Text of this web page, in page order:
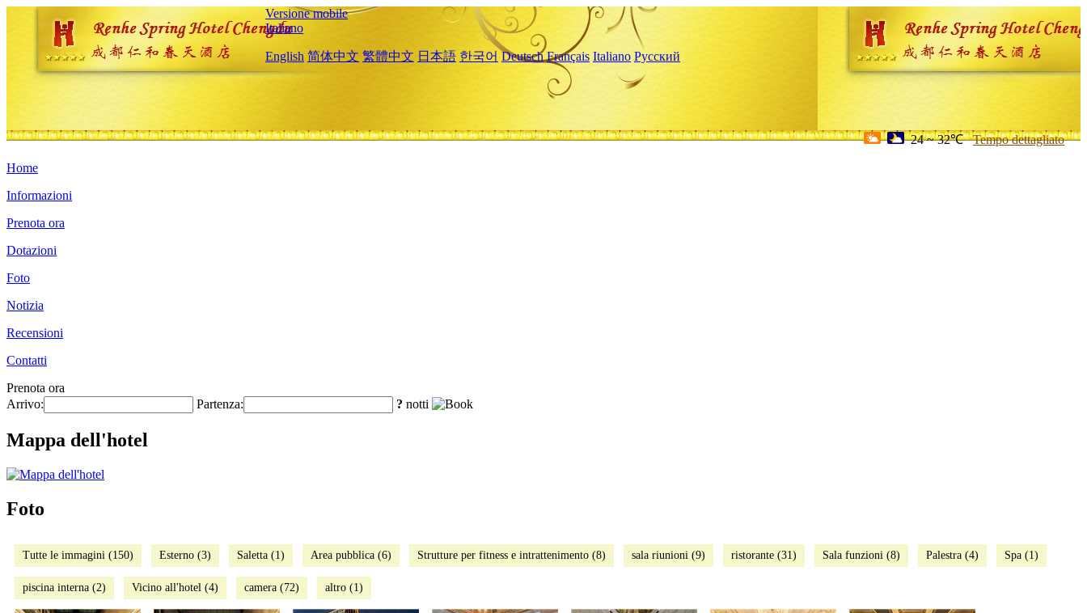
Versione mobile
Italiano
English 简体中文 繁體中文 日本語 한국어 Deutsch Français Italiano Русский
24 ~ 32℃ Tempo dettagliato
Home
Informazioni
Prenota ora
Dotazioni
Foto
Notizia
Recensioni
Contatti
Prenota ora
Arrivo:
Partenza: ? notti
Mappa dell'hotel
Foto
Tutte le immagini (150) Esterno (3) Saletta (1) Area pubblica (6) Strutture per fitness e intrattenimento (8) sala riunioni (9) ristorante (31) Sala funzioni (8) Palestra (4) Spa (1)
piscina interna (2) Vicino all'hotel (4) camera (72) altro (1)